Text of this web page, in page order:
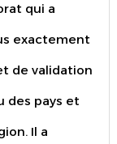
qui a
exactement
de validation
des pays et
Il a